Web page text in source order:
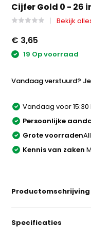
Cijfer Gold 0 - 26
Bekijk
€ 3,65
19 Op voorraad
Vandaag verstuurd?
Vandaag voor
Persoonlijke
Grote voorraden
Kennis van zaken
Productomschrijving
Specificaties